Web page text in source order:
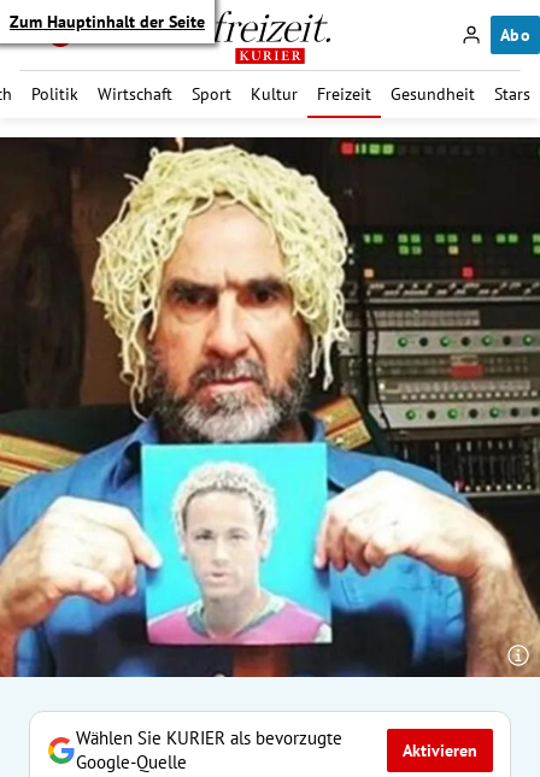
Zum Hauptinhalt der Seite
Abo
Politik Wirtschaft Sport Kultur Freizeit Gesundheit Stars
Untermenü
Untermenü
Untermenü
Untermenü
UntermenüWählen Sie KURIER als bevorzugte
Google-Quelle
Aktivieren